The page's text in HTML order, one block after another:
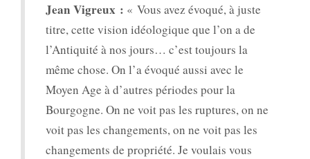
Jean Vigreux : « Vous avez évoqué, à juste
titre, cette vision idéologique que l’on a de
l’Antiquité à nos jours… c’est toujours la
même chose. On l’a évoqué aussi avec le
Moyen Age à d’autres périodes pour la
Bourgogne. On ne voit pas les ruptures, on ne
voit pas les changements, on ne voit pas les
changements de propriété. Je voulais vous